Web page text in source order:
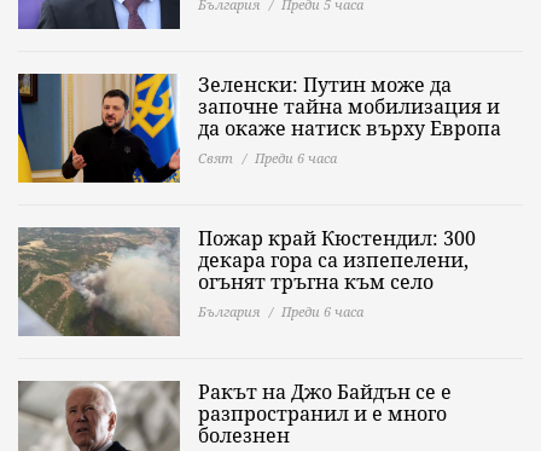
България Преди 5 часа
Зеленски: Путин може да
започне тайна мобилизация и
да окаже натиск върху Европа
Свят Преди 6 часа
Пожар край Кюстендил: 300
декара гора са изпепелени,
огънят тръгна към село
България Преди 6 часа
Ракът на Джо Байдън се е
разпространил и е много
болезнен